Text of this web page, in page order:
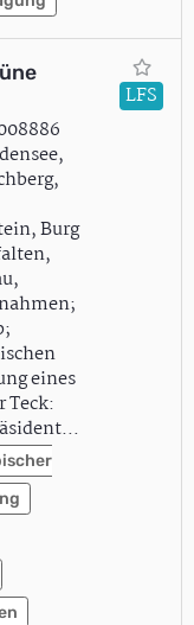
Burg
eines
Teck:
LFS